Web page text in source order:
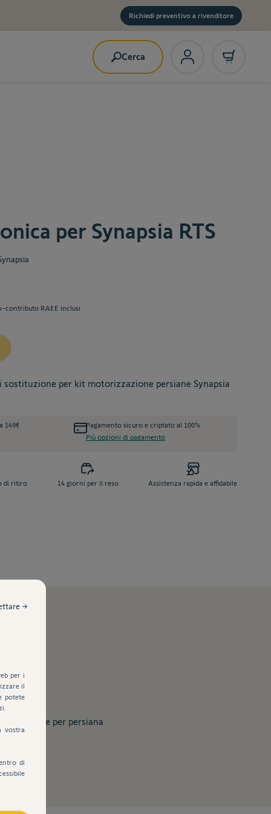
Richiedi preventivo a rivenditore
Cerca
per Synapsia RTS
contributo RAEE inclusi
sostituzione per kit motorizzazione persiane Synapsia
149€
Pagamento sicuro e criptato al 100%
Più opzioni di pagamento
di ritiro 14 giorni per il reso Assistenza rapida e affidabile
per persiana
per i
il
potete
vostra
di
→